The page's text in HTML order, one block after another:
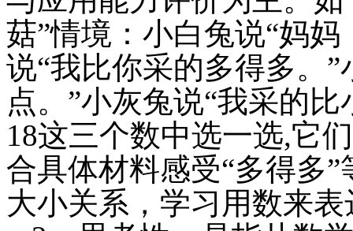
菇”情境：小白兔说“妈
说“我比你采的多得多。
点。”小灰兔说“我采的
18这三个数中选一选,它
合具体材料感受“多得多
大小关系，学习用数来